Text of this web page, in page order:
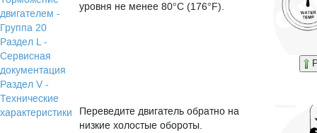
двигателем -
Группа 20
Раздел L -
Сервисная
документация
Раздел V -
Технические
характеристики
уровня не менее 80°C (176°F).
Переведите двигатель обратно на
низкие холостые обороты.